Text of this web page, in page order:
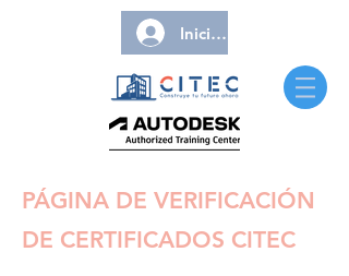
Iniciar sesión
PÁGINA DE VERIFICACIÓN
DE CERTIFICADOS CITEC